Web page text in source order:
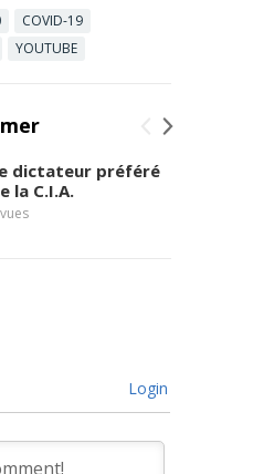
COVID-19
YOUTUBE
dictateur préféré
la C.I.A.
vues
Login